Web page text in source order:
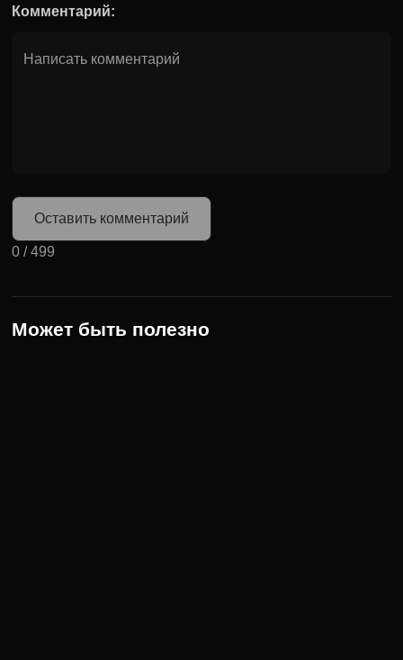
Комментарий:
Оставить комментарий
0 /499
Может быть полезно